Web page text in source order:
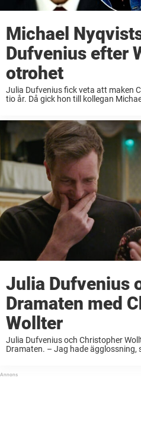
Michael
Dufvenius efter
otrohet
Julia Dufvenius fick veta att maken
tio år. Då gick hon till kollegan
Julia Dufvenius
Dramaten med
Wollter
Julia Dufvenius och Christopher
Dramaten. – Jag hade ägglossning,